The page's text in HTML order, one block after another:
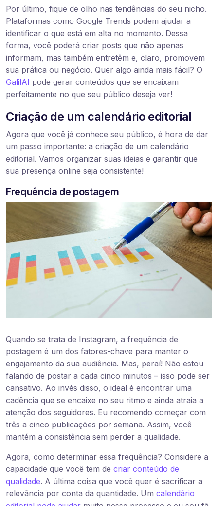
Por último, fique de olho nas tendências do seu nicho.
Plataformas como Google Trends podem ajudar a
identificar o que está em alta no momento. Dessa
forma, você poderá criar posts que não apenas
informam, mas também entretêm e, claro, promovem
sua prática ou negócio. Quer algo ainda mais fácil? O
GalilAI pode gerar conteúdos que se encaixam
perfeitamente no que seu público deseja ver!
Criação de um calendário editorial
Agora que você já conhece seu público, é hora de dar
um passo importante: a criação de um calendário
editorial. Vamos organizar suas ideias e garantir que
sua presença online seja consistente!
Frequência de postagem
Quando se trata de Instagram, a frequência de
postagem é um dos fatores-chave para manter o
engajamento da sua audiência. Mas, peraí! Não estou
falando de postar a cada cinco minutos – isso pode ser
cansativo. Ao invés disso, o ideal é encontrar uma
cadência que se encaixe no seu ritmo e ainda atraia a
atenção dos seguidores. Eu recomendo começar com
três a cinco publicações por semana. Assim, você
mantém a consistência sem perder a qualidade.
Agora, como determinar essa frequência? Considere a
capacidade que você tem de criar conteúdo de
qualidade. A última coisa que você quer é sacrificar a
relevância por conta da quantidade. Um calendário